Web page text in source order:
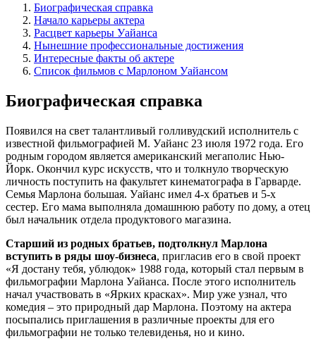
Биографическая справка
Начало карьеры актера
Расцвет карьеры Уайанса
Нынешние профессиональные достижения
Интересные факты об актере
Список фильмов с Марлоном Уайансом
Биографическая справка
Появился на свет талантливый голливудский исполнитель с
известной фильмографией М. Уайанс 23 июля 1972 года. Его
родным городом является американский мегаполис Нью-
Йорк. Окончил курс искусств, что и толкнуло творческую
личность поступить на факультет кинематографа в Гарварде.
Семья Марлона большая. Уайанс имел 4-х братьев и 5-х
сестер. Его мама выполняла домашнюю работу по дому, а отец
был начальник отдела продуктового магазина.
Старший из родных братьев, подтолкнул Марлона
вступить в ряды шоу-бизнеса, пригласив его в свой проект
«Я достану тебя, ублюдок» 1988 года, который стал первым в
фильмографии Марлона Уайанса. После этого исполнитель
начал участвовать в «Ярких красках». Мир уже узнал, что
комедия – это природный дар Марлона. Поэтому на актера
посыпались приглашения в различные проекты для его
фильмографии не только телевиденья, но и кино.